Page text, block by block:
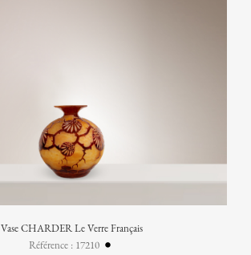
Vase CHARDER Le Verre Français
Référence : 17210